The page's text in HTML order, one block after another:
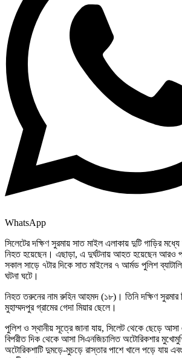
WhatsApp
সিলেটের দক্ষিণ সুরমায় সাত মাইল এলাকায় দুটি গাড়ির
নিহত হয়েছেন। এছাড়া, এ দুর্ঘটনায় আহত হয়েছেন আরও
সকাল সাড়ে ৭টার দিকে সাত মাইলের ৭ আর্মড পুলিশ
ঘটনা ঘটে।
নিহত তরুনের নাম রুহিন আহমদ (১৮)। তিনি দক্ষিণ সুরমার
মুহাম্মদপুর গ্রামের গেদা মিয়ার ছেলে।
পুলিশ ও স্থানীয় সূত্রে জানা যায়, সিলেট থেকে ছেড়ে আসা
বিপরীত দিক থেকে আসা সিএনজিচালিত অটোরিকশার
অটোরিকশাটি দুমড়ে-মুচড়ে রাস্তার পাশে খালে পড়ে যায়